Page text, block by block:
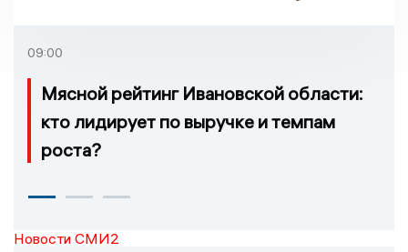
09:00
Мясной рейтинг Ивановской области:
кто лидирует по выручке и темпам
роста?
Новости СМИ2